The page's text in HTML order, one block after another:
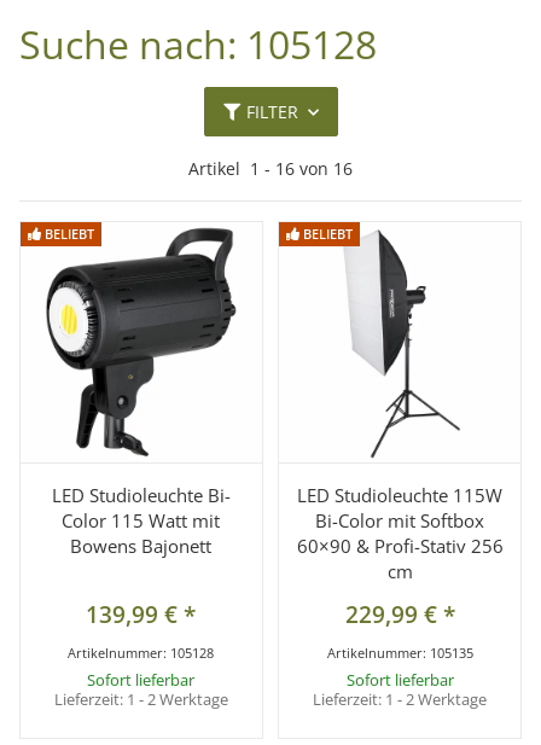
Suche nach: 105128
FILTER
Artikel 1 - 16 von 16
BELIEBT
BELIEBT
LED Studioleuchte Bi-
Color 115 Watt mit
Bowens Bajonett
139,99 €*
Artikelnummer: 105128
Sofort lieferbar
Lieferzeit: 1 - 2 Werktage
BELIEBT
BELIEBT
LED Studioleuchte 115W
Bi-Color mit Softbox
60×90 & Profi-Stativ 256
cm
229,99 €*
Artikelnummer: 105135
Sofort lieferbar
Lieferzeit: 1 - 2 Werktage